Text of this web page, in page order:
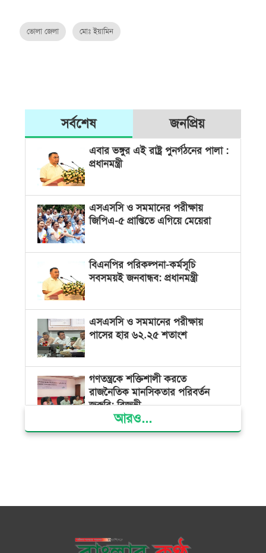
ভোলা জেলা মোঃ ইয়ামিন
সর্বশেষ জনপ্রিয়
এবার ভঙ্গুর এই রাষ্ট্র পুনর্গঠনের পালা :
প্রধানমন্ত্রী
এসএসসি ও সমমানের পরীক্ষায়
জিপিএ-৫ প্রাপ্তিতে এগিয়ে মেয়েরা
বিএনপির পরিকল্পনা-কর্মসূচি
সবসময়ই জনবান্ধব: প্রধানমন্ত্রী
এসএসসি ও সমমানের পরীক্ষায়
পাসের হার ৬২.২৫ শতাংশ
গণতন্ত্রকে শক্তিশালী করতে
রাজনৈতিক মানসিকতার পরিবর্তন
জরুরি: রিজভী
হাদি হত্যার আসামি ও শেখ হাসিনাকে
স্বপ্নও ভাগাভাগি করি : দীনেশ ত্রিবেদী
প্রধানমন্ত্রীর ২৫ কোটি গাছ লাগানোর
আরও...